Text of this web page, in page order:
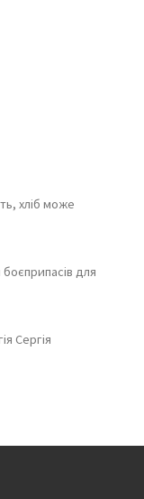
хліб може
для
Сергія